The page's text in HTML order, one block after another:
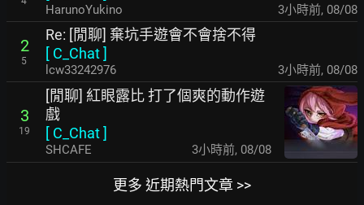
HarunoYukino 3小時前, 08/08
2
5
Re: [閒聊] 棄坑手遊會不會捨不得
[ C_Chat]
lcw33242976 3小時前, 08/08
3
19
[閒聊] 紅眼露比 打了個爽的動作遊
戲
[ C_Chat]
SHCAFE 3小時前, 08/08
更多 近期熱門文章 >>